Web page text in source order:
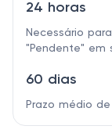
24 horas
Necessário
"Pendente" em
60 dias
Prazo médio